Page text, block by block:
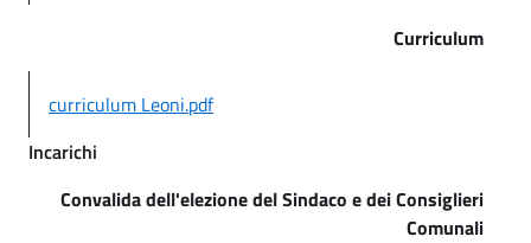
Curriculum
curriculum Leoni.pdf
Incarichi
Convalida dell'elezione del Sindaco e dei Consiglieri
Comunali